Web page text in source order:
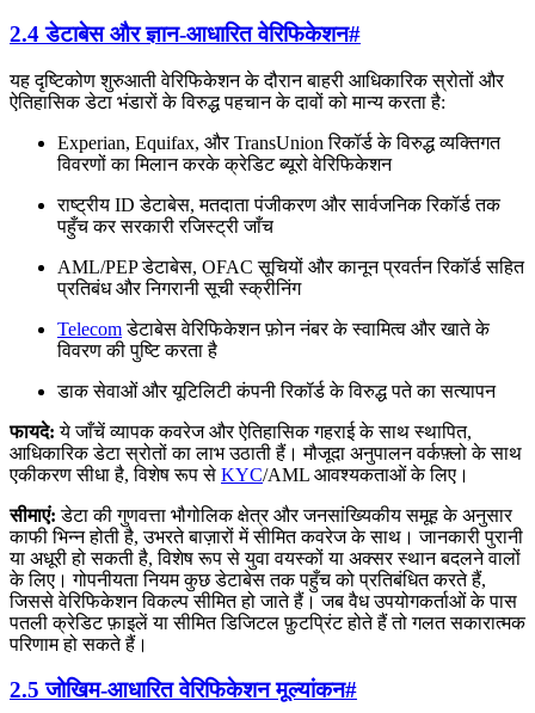
2.4 डेटाबेस और ज्ञान-आधारित वेरिफिकेशन#
यह दृष्टिकोण शुरुआती वेरिफिकेशन के दौरान बाहरी आधिकारिक स्रोतों और
ऐतिहासिक डेटा भंडारों के विरुद्ध पहचान के दावों को मान्य करता है:
Experian, Equifax, और TransUnion रिकॉर्ड के विरुद्ध व्यक्तिगत
विवरणों का मिलान करके क्रेडिट ब्यूरो वेरिफिकेशन
राष्ट्रीय ID डेटाबेस, मतदाता पंजीकरण और सार्वजनिक रिकॉर्ड तक
पहुँच कर सरकारी रजिस्ट्री जाँच
AML/PEP डेटाबेस, OFAC सूचियों और कानून प्रवर्तन रिकॉर्ड सहित
प्रतिबंध और निगरानी सूची स्क्रीनिंग
Telecomडेटाबेस वेरिफिकेशन फ़ोन नंबर के स्वामित्व और खाते के
विवरण की पुष्टि करता है
डाक सेवाओं और यूटिलिटी कंपनी रिकॉर्ड के विरुद्ध पते का सत्यापन
फायदे: ये जाँचें व्यापक कवरेज और ऐतिहासिक गहराई के साथ स्थापित,
आधिकारिक डेटा स्रोतों का लाभ उठाती हैं। मौजूदा अनुपालन वर्कफ़्लो के साथ
एकीकरण सीधा है, विशेष रूप से KYC/AML आवश्यकताओं के लिए।
सीमाएं: डेटा की गुणवत्ता भौगोलिक क्षेत्र और जनसांख्यिकीय समूह के अनुसार
काफी भिन्न होती है, उभरते बाज़ारों में सीमित कवरेज के साथ। जानकारी पुरानी
या अधूरी हो सकती है, विशेष रूप से युवा वयस्कों या अक्सर स्थान बदलने वालों
के लिए। गोपनीयता नियम कुछ डेटाबेस तक पहुँच को प्रतिबंधित करते हैं,
जिससे वेरिफिकेशन विकल्प सीमित हो जाते हैं। जब वैध उपयोगकर्ताओं के पास
पतली क्रेडिट फ़ाइलें या सीमित डिजिटल फ़ुटप्रिंट होते हैं तो गलत सकारात्मक
परिणाम हो सकते हैं।
2.5 जोखिम-आधारित वेरिफिकेशन मूल्यांकन#